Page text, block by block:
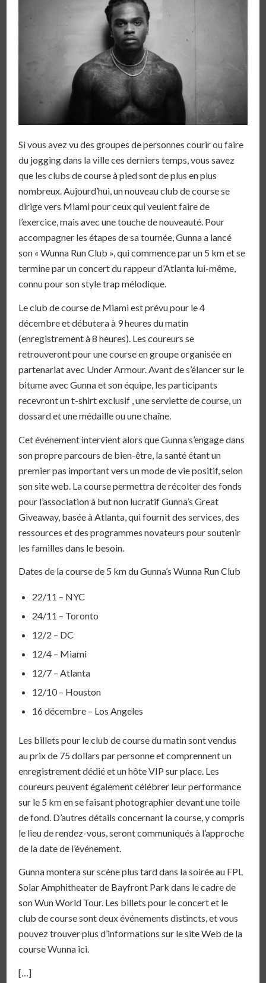
Si vous avez vu des groupes de personnes courir ou faire
du jogging dans la ville ces derniers temps, vous savez
que les clubs de course à pied sont de plus en plus
nombreux. Aujourd’hui, un nouveau club de course se
dirige vers Miami pour ceux qui veulent faire de
l’exercice, mais avec une touche de nouveauté. Pour
accompagner les étapes de sa tournée, Gunna a lancé
son « Wunna Run Club », qui commence par un 5 km et se
termine par un concert du rappeur d’Atlanta lui-même,
connu pour son style trap mélodique.
Le club de course de Miami est prévu pour le 4
décembre et débutera à 9 heures du matin
(enregistrement à 8 heures). Les coureurs se
retrouveront pour une course en groupe organisée en
partenariat avec Under Armour. Avant de s’élancer sur le
bitume avec Gunna et son équipe, les participants
recevront un t-shirt exclusif , une serviette de course, un
dossard et une médaille ou une chaîne.
Cet événement intervient alors que Gunna s’engage dans
son propre parcours de bien-être, la santé étant un
premier pas important vers un mode de vie positif, selon
son site web. La course permettra de récolter des fonds
pour l’association à but non lucratif Gunna’s Great
Giveaway, basée à Atlanta, qui fournit des services, des
ressources et des programmes novateurs pour soutenir
les familles dans le besoin.
Dates de la course de 5 km du Gunna’s Wunna Run Club
22/11 – NYC
24/11 – Toronto
12/2 – DC
12/4 – Miami
12/7 – Atlanta
12/10 – Houston
16 décembre – Los Angeles
Les billets pour le club de course du matin sont vendus
au prix de 75 dollars par personne et comprennent un
enregistrement dédié et un hôte VIP sur place. Les
coureurs peuvent également célébrer leur performance
sur le 5 km en se faisant photographier devant une toile
de fond. D’autres détails concernant la course, y compris
le lieu de rendez-vous, seront communiqués à l’approche
de la date de l’événement.
Gunna montera sur scène plus tard dans la soirée au FPL
Solar Amphitheater de Bayfront Park dans le cadre de
son Wun World Tour. Les billets pour le concert et le
club de course sont deux événements distincts, et vous
pouvez trouver plus d’informations sur le site Web de la
course Wunna ici.
[…]